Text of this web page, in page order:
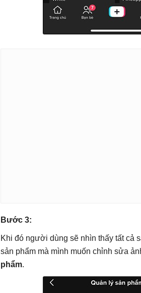
Bước 3:
Khi đó người dùng sẽ nhìn thấy tất cả
sản phẩm mà mình muốn chỉnh sửa
phẩm.